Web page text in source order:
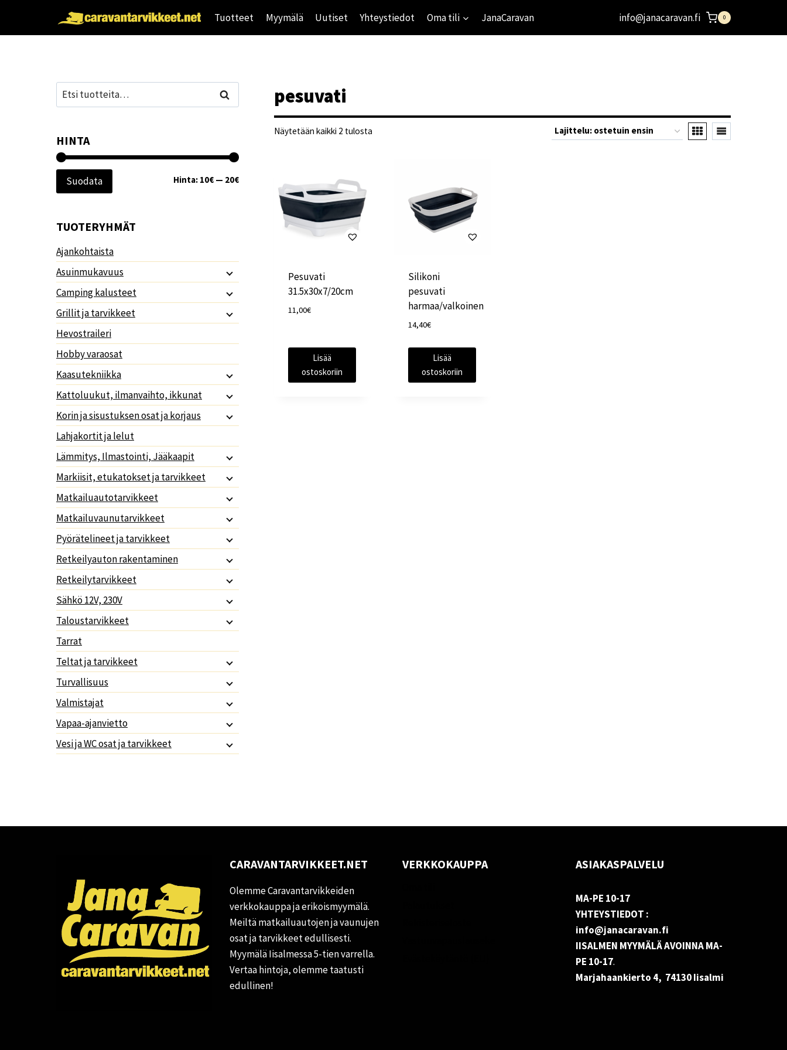
Tuotteet Myymälä Uutiset Yhteystiedot Oma tili JanaCaravan info@janacaravan.fi 0
pesuvati
Näytetään kaikki 2 tulostaSuosituimmat
Pesuvati
31.5x30x7/20cm
11,00€
Lisää
ostoskoriin
Silikoni
pesuvati
harmaa/valkoinen
14,40€
Lisää
ostoskoriin
Etsi: Haku
HINTA
Minimihinta
Maksimihinta
Suodata Hinta: 10€ — 20€
TUOTERYHMÄT
Ajankohtaista
Asuinmukavuus
Camping kalusteet
Grillit ja tarvikkeet
Hevostraileri
Hobby varaosat
Kaasutekniikka
Kattoluukut, ilmanvaihto, ikkunat
Korin ja sisustuksen osat ja korjaus
Lahjakortit ja lelut
Lämmitys, Ilmastointi, Jääkaapit
Markiisit, etukatokset ja tarvikkeet
Matkailuautotarvikkeet
Matkailuvaunutarvikkeet
Pyörätelineet ja tarvikkeet
Retkeilyauton rakentaminen
Retkeilytarvikkeet
Sähkö 12V, 230V
Taloustarvikkeet
Tarrat
Teltat ja tarvikkeet
Turvallisuus
Valmistajat
Vapaa-ajanvietto
Vesi ja WC osat ja tarvikkeet
CARAVANTARVIKKEET.NET
Olemme Caravantarvikkeiden
verkkokauppa ja erikoismyymälä.
Meiltä matkailuautojen ja vaunujen
osat ja tarvikkeet edullisesti.
Myymälä Iisalmessa 5-tien varrella.
Vertaa hintoja, olemme taatusti
edullinen!
VERKKOKAUPPA ASIAKASPALVELU
MA-PE 10-17
YHTEYSTIEDOT :
info@janacaravan.fi
IISALMEN MYYMÄLÄ AVOINNA MA-
PE 10-17.
Marjahaankierto 4, 74130 Iisalmi